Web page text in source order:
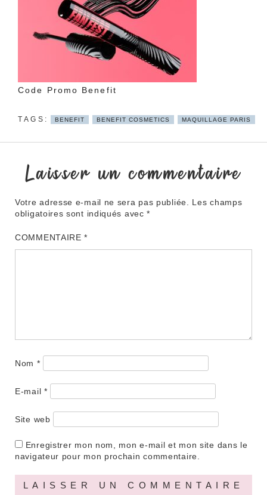
Code Promo Benefit
BENEFIT BENEFIT COSMETICS MAQUILLAGE PARIS
Laisser un commentaire
Votre adresse e-mail ne sera pas publiée.
Les champs
obligatoires sont indiqués avec*
COMMENTAIRE*
Nom *
E-mail *
Site web
Enregistrer mon nom, mon e-mail et mon site dans le
navigateur pour mon prochain commentaire.